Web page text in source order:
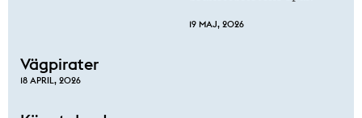
19 MAJ, 2026
Vägpirater
18 APRIL, 2026